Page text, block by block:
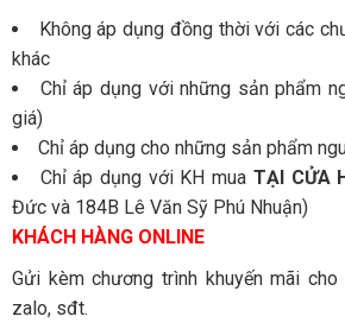
Không áp dụng đồng thời với các
khác
Chỉ áp dụng với những sản phẩm
giá)
Chỉ áp dụng cho những sản phẩm
Chỉ áp dụng với KH mua TẠI CỬA
Đức và 184B Lê Văn Sỹ Phú Nhuận)
KHÁCH HÀNG ONLINE
Gửi kèm chương trình khuyến mãi cho
zalo, sđt.